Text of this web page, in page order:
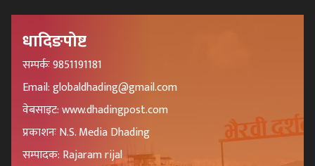
धादिङपोष्ट
सम्पर्कः 9851191181
Email: globaldhading@gmail.com
वेबसाइट: www.dhadingpost.com
प्रकाशनः N.S. Media Dhading
सम्पादक: Rajaram rijal